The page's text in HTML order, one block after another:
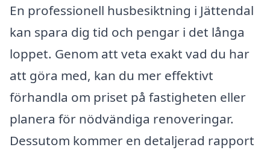
En professionell husbesiktning i Jättendal
kan spara dig tid och pengar i det långa
loppet. Genom att veta exakt vad du har
att göra med, kan du mer effektivt
förhandla om priset på fastigheten eller
planera för nödvändiga renoveringar.
Dessutom kommer en detaljerad rapport